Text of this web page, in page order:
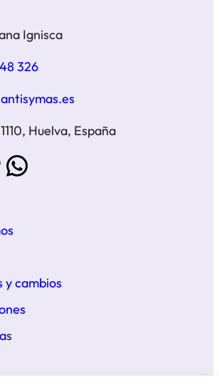
Ignisca
326
Huelva, España
WhatsApp
y cambios
s